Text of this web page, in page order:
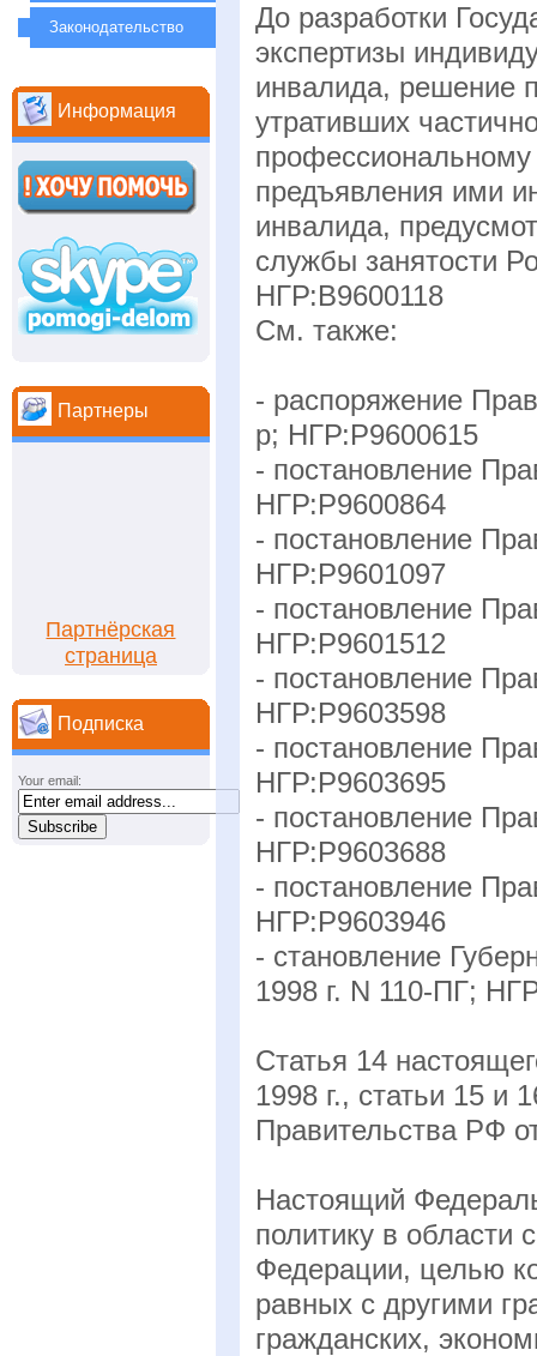
До разработки
экспертизы
инвалида, решение
утративших
профессиональному
предъявления ими
инвалида,
службы занятости
НГР:В9600118
См. также:
- распоряжение
р; НГР:Р9600615
- постановление
НГР:Р9600864
- постановление
НГР:Р9601097
- постановление
НГР:Р9601512
- постановление
НГР:Р9603598
- постановление
НГР:Р9603695
- постановление
НГР:Р9603688
- постановление
НГР:Р9603946
- становление
1998 г. N 110-ПГ;
Статья 14
1998 г., статьи 15 и
Правительства РФ
Настоящий
политику в области
Федерации, целью
равных с другими
гражданских,
Законодательство
Информация
Партнеры
Партнёрская
страница
Подписка
Your email: